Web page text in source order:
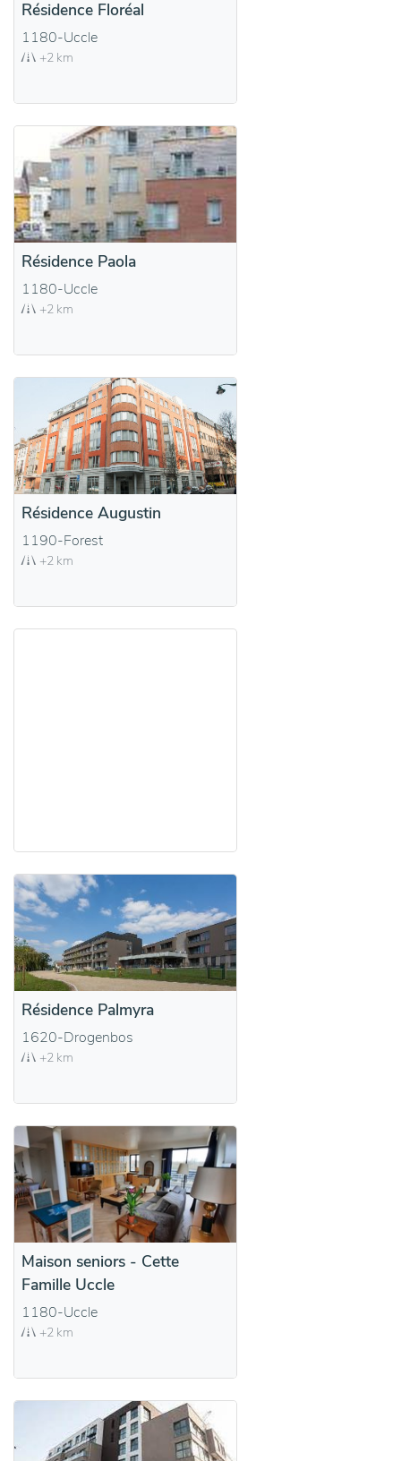
Résidence Floréal
1180-Uccle
+2 km
Résidence Paola
1180-Uccle
+2 km
Résidence Augustin
1190-Forest
+2 km
Résidence Palmyra
1620-Drogenbos
+2 km
Maison seniors - Cette
Famille Uccle
1180-Uccle
+2 km